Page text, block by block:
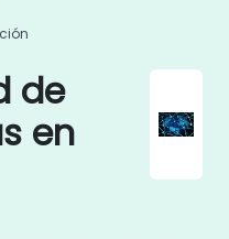
de
en